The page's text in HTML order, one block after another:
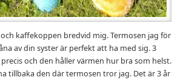
kaffekoppen bredvid mig. Termosen jag för
av din syster är perfekt att ha med sig. 3
och den håller värmen hur bra som helst.
tillbaka den där termosen tror jag. Det är 3 år